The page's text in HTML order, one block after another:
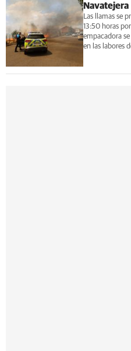
Navatejera
Las llamas se
13:50 horas
empacadora
en las labores